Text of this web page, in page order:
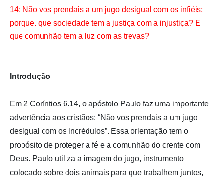
14: Não vos prendais a um jugo desigual com os infiéis;
porque, que sociedade tem a justiça com a injustiça? E
que comunhão tem a luz com as trevas?
Introdução
Em 2 Coríntios 6.14, o apóstolo Paulo faz uma importante
advertência aos cristãos: “Não vos prendais a um jugo
desigual com os incrédulos”. Essa orientação tem o
propósito de proteger a fé e a comunhão do crente com
Deus. Paulo utiliza a imagem do jugo, instrumento
colocado sobre dois animais para que trabalhem juntos,